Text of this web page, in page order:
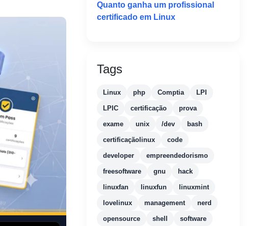
Quanto ganha um profissional
certificado em Linux
Tags
Linux php Comptia LPI
LPIC certificação prova
exame unix /dev bash
certificaçãolinux code
developer empreendedorismo
freesoftware gnu hack
linuxfan linuxfun linuxmint
lovelinux management nerd
opensource shell software